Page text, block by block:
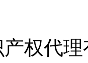
权代